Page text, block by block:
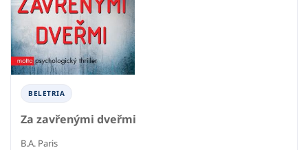
BELETRIA
Za zavřenými dveřmi
B.A. Paris